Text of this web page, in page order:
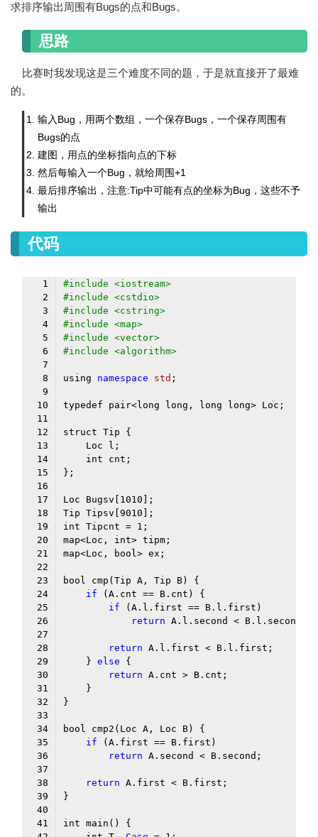
求排序输出周围有Bugs的点和Bugs。
思路
比赛时我发现这是三个难度不同的题，于是就直接开了最难
的。
输入Bug，用两个数组，一个保存Bugs，一个保存周围有
Bugs的点
建图，用点的坐标指向点的下标
然后每输入一个Bug，就给周围+1
最后排序输出，注意:Tip中可能有点的坐标为Bug，这些不予
输出
代码
#include <iostream>
#include <cstdio>
#include <cstring>
#include <map>
#include <vector>
#include <algorithm>
using namespace std
Loc Bugsv[ 1010
Tip Tipsv[ 9010
int Tipcnt = 1
if
if
return
return
    }
else
return
if
return
return